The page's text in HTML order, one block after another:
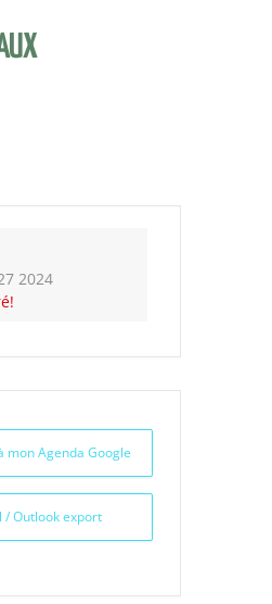
2024
mon Agenda Google
/ Outlook export